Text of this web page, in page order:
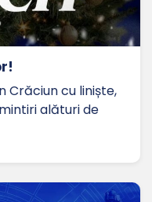
Crăciun cu liniște,
alături de